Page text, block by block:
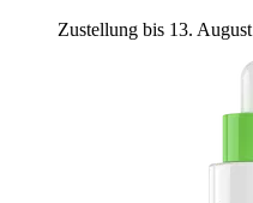
Zustellung bis 13. August